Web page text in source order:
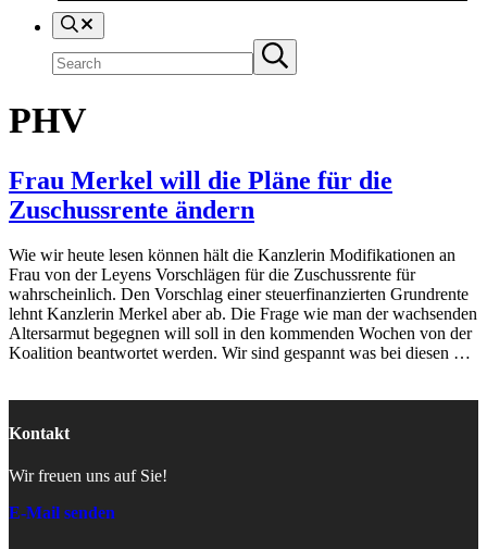
Search
Submit
search
PHV
Frau Merkel will die Pläne für die
Zuschussrente ändern
Wie wir heute lesen können hält die Kanzlerin Modifikationen an
Frau von der Leyens Vorschlägen für die Zuschussrente für
wahrscheinlich. Den Vorschlag einer steuerfinanzierten Grundrente
lehnt Kanzlerin Merkel aber ab. Die Frage wie man der wachsenden
Altersarmut begegnen will soll in den kommenden Wochen von der
Koalition beantwortet werden. Wir sind gespannt was bei diesen …
Kontakt
Wir freuen uns auf Sie!
E-Mail senden